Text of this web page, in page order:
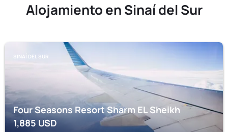
Alojamiento en Sinaí del Sur
SINAÍ DEL SUR
Four Seasons Resort Sharm EL Sheikh
1,885USD